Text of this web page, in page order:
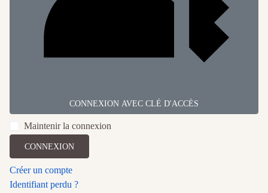
CONNEXION AVEC CLÉ D'ACCÈS
Maintenir la connexion
CONNEXION
Créer un compte
Identifiant perdu ?